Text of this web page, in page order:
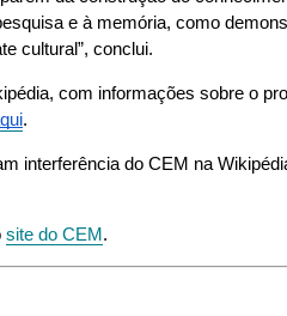
e à memória, como
cultural”, conclui.
com informações sobre o
.
interferência do CEM na
site do CEM .